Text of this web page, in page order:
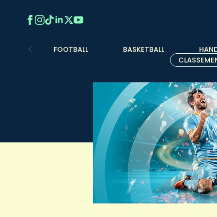
FOOTBALL BASKETBALL